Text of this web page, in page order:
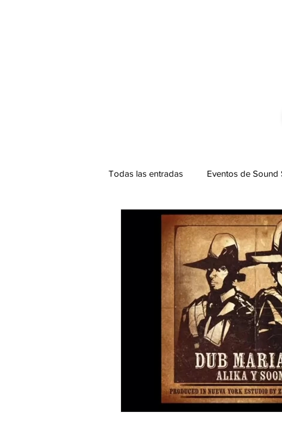
Todas las entradas Eventos de Sound
Podcast. SOUNDMAN Mixtapes
"DUB MEETING LYRICS"